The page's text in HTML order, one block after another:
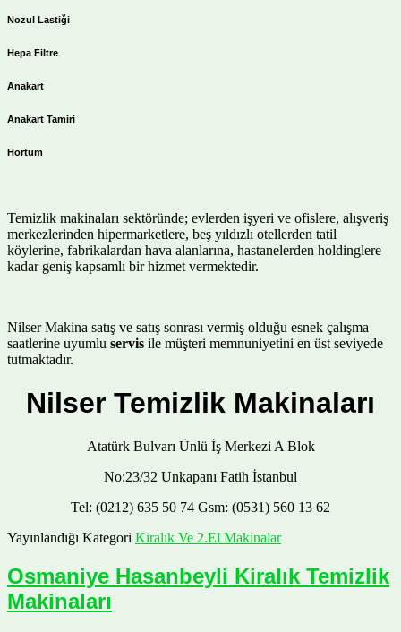
Nozul Lastiği
Hepa Filtre
Anakart
Anakart Tamiri
Hortum
Temizlik makinaları sektöründe; evlerden işyeri ve ofislere, alışveriş
merkezlerinden hipermarketlere, beş yıldızlı otellerden tatil
köylerine, fabrikalardan hava alanlarına, hastanelerden holdinglere
kadar geniş kapsamlı bir hizmet vermektedir.
Nilser Makina satış ve satış sonrası vermiş olduğu esnek çalışma
saatlerine uyumlu servis ile müşteri memnuniyetini en üst seviyede
tutmaktadır.
Nilser Temizlik Makinaları
Atatürk Bulvarı Ünlü İş Merkezi A Blok
No:23/32 Unkapanı Fatih İstanbul
Tel: (0212) 635 50 74 Gsm: (0531) 560 13 62
Yayınlandığı Kategori Kiralık Ve 2.El Makinalar
Osmaniye Hasanbeyli Kiralık Temizlik
Makinaları